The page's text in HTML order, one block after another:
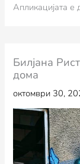
Апликацијата е
Билјана
дома
октомври 30,